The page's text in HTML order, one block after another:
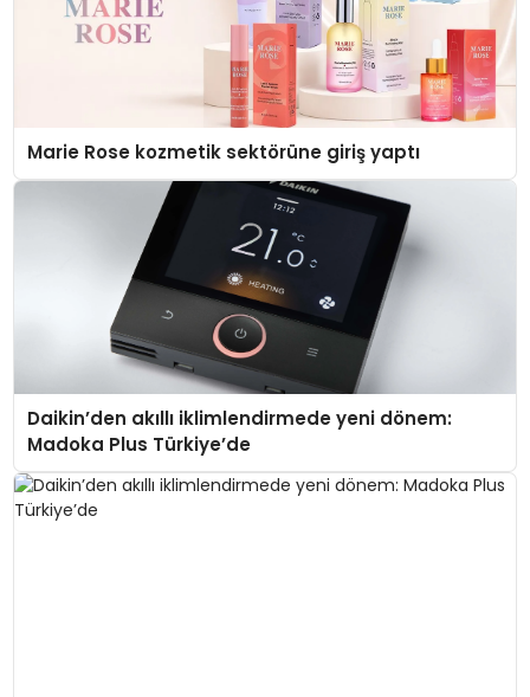
Marie Rose kozmetik sektörüne giriş yaptı
Daikin’den akıllı iklimlendirmede yeni dönem:
Madoka Plus Türkiye’de